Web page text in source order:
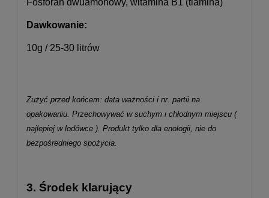
Fosforan dwuamonowy, witamina B1 (tiamina)
Dawkowanie:
10g / 25-30 litrów
Zużyć przed końcem: data ważności i nr. partii na
opakowaniu. Przechowywać w suchym i chłodnym miejscu (
najlepiej w lodówce ). Produkt tylko dla enologii, nie do
bezpośredniego spożycia.
3. Środek klarujący